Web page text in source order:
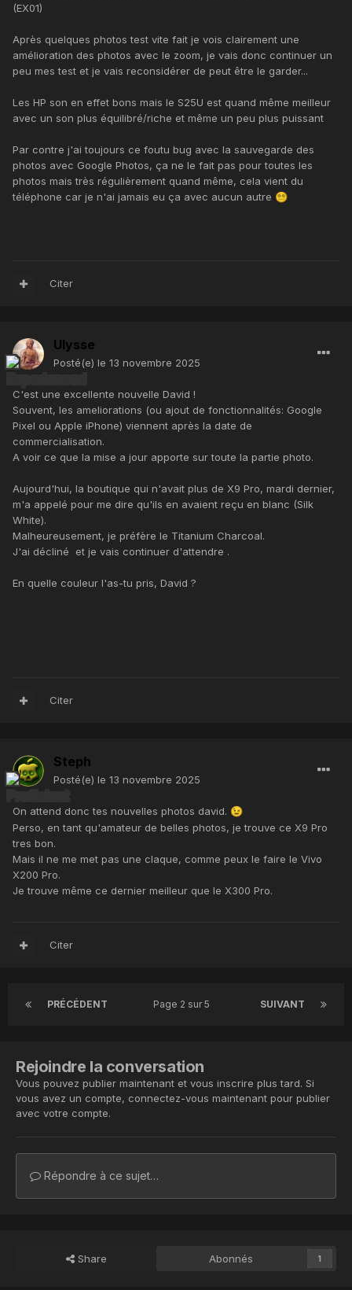
(EX01)
Après quelques photos test vite fait je vois clairement une
amélioration des photos avec le zoom, je vais donc continuer un
peu mes test et je vais reconsidérer de peut être le garder...
Les HP son en effet bons mais le S25U est quand même meilleur
avec un son plus équilibré/riche et même un peu plus puissant
Par contre j'ai toujours ce foutu bug avec la sauvegarde des
photos avec Google Photos, ça ne le fait pas pour toutes les
photos mais très régulièrement quand même, cela vient du
téléphone car je n'ai jamais eu ça avec aucun autre 😵‍💫
Citer
Ulysse
Posté(e) le 13 novembre 2025
C'est une excellente nouvelle David !
Souvent, les ameliorations (ou ajout de fonctionnalités: Google
Pixel ou Apple iPhone) viennent après la date de
commercialisation.
A voir ce que la mise a jour apporte sur toute la partie photo.
Aujourd'hui, la boutique qui n'avait plus de X9 Pro, mardi dernier,
m'a appelé pour me dire qu'ils en avaient reçu en blanc (Silk
White).
Malheureusement, je préfère le Titanium Charcoal.
J'ai décliné et je vais continuer d'attendre .
En quelle couleur l'as-tu pris, David ?
Citer
Steph
Posté(e) le 13 novembre 2025
On attend donc tes nouvelles photos david. 😉
Perso, en tant qu'amateur de belles photos, je trouve ce X9 Pro
tres bon.
Mais il ne me met pas une claque, comme peux le faire le Vivo
X200 Pro.
Je trouve même ce dernier meilleur que le X300 Pro.
Citer
PRÉCÉDENT SUIVANT
Page 2 sur 5
Rejoindre la conversation
Vous pouvez publier maintenant et vous inscrire plus tard. Si
vous avez un compte, connectez-vous maintenant pour publier
avec votre compte.
Répondre à ce sujet…
Share Abonnés 1